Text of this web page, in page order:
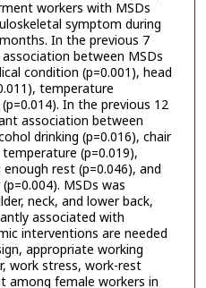
workers with MSDs
symptom during
In the previous 7
between MSDs
condition (p=0.001), head
temperature
In the previous 12
association between
drinking (p=0.016), chair
(p=0.019),
rest (p=0.046), and
MSDs was
neck, and lower back,
associated with
interventions are needed
appropriate working
work stress, work-rest
among female workers in